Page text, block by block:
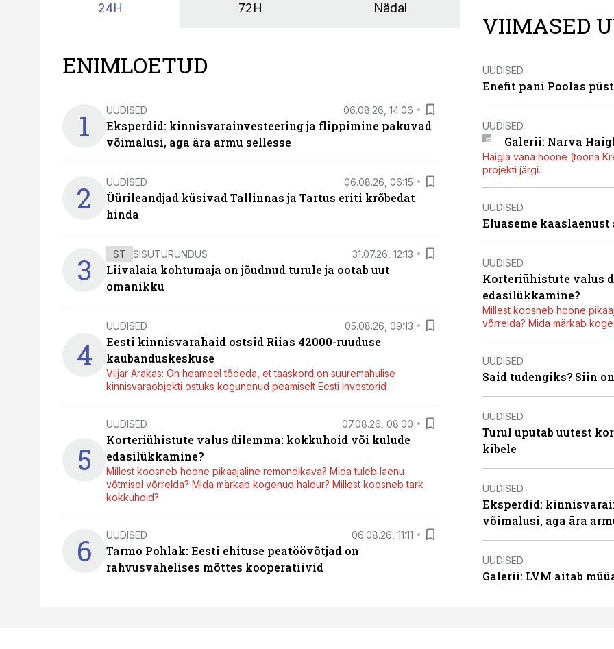
24H 72H Nädal
ENIMLOETUD
1 UUDISED 06.08.26, 14:06
Eksperdid: kinnisvarainvesteering ja flippimine pakuvad
võimalusi, aga ära armu sellesse
2 UUDISED 06.08.26, 06:15
Üürileandjad küsivad Tallinnas ja Tartus eriti krõbedat
hinda
3 ST SISUTURUNDUS 31.07.26, 12:13
Liivalaia kohtumaja on jõudnud turule ja ootab uut
omanikku
4
UUDISED 05.08.26, 09:13
Eesti kinnisvarahaid ostsid Riias 42000-ruuduse
kaubanduskeskuse
Viljar Arakas: On heameel tõdeda, et taaskord on suuremahulise
kinnisvaraobjekti ostuks kogunenud peamiselt Eesti investorid
5
UUDISED 07.08.26, 08:00
Korteriühistute valus dilemma: kokkuhoid või kulude
edasilükkamine?
Millest koosneb hoone pikaajaline remondikava? Mida tuleb laenu
võtmisel võrrelda? Mida märkab kogenud haldur? Millest koosneb tark
kokkuhoid?
6 UUDISED 06.08.26, 11:11
Tarmo Pohlak: Eesti ehituse peatöövõtjad on
rahvusvahelises mõttes kooperatiivid
VIIMASED
UUDISED
Enefit pani Poolas
UUDISED
Galerii: Narva
Haigla vana hoone (toona
projekti järgi.
UUDISED
Eluaseme kaaslaenust
UUDISED
Korteriühistute valus
edasilükkamine?
Millest koosneb hoone
võrrelda? Mida märkab
UUDISED
Said tudengiks? Siin
UUDISED
Turul uputab uutest
kibele
UUDISED
Eksperdid:
võimalusi, aga ära
UUDISED
Galerii: LVM aitab